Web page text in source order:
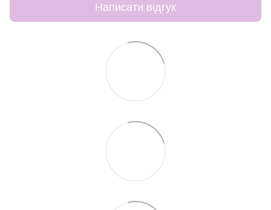
Написати відгук